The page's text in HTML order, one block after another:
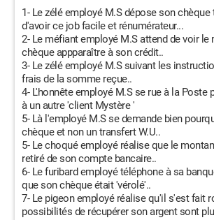
1- Le zélé employé M.S dépose son
d'avoir ce job facile et rénumérateur...
2- Le méfiant employé M.S attend de voir le
chèque appparaître à son crédit..
3- Le zélé employé M.S suivant les
frais de la somme reçue..
4- L'honnête employé M.S se rue à la Poste
à un autre 'client Mystère '
5- Là l'employé M.S se demande bien
chèque et non un transfert W.U..
5- Le choqué employé réalise que le
retiré de son compte bancaire..
6- Le furibard employé téléphone à sa
que son chèque était 'vérolé'..
7- Le pigeon employé réalise qu'il s'est fait
possibilités de récupérer son argent sont